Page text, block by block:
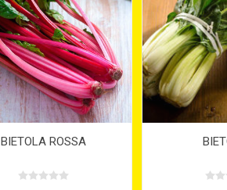
BIETOLA ROSSA